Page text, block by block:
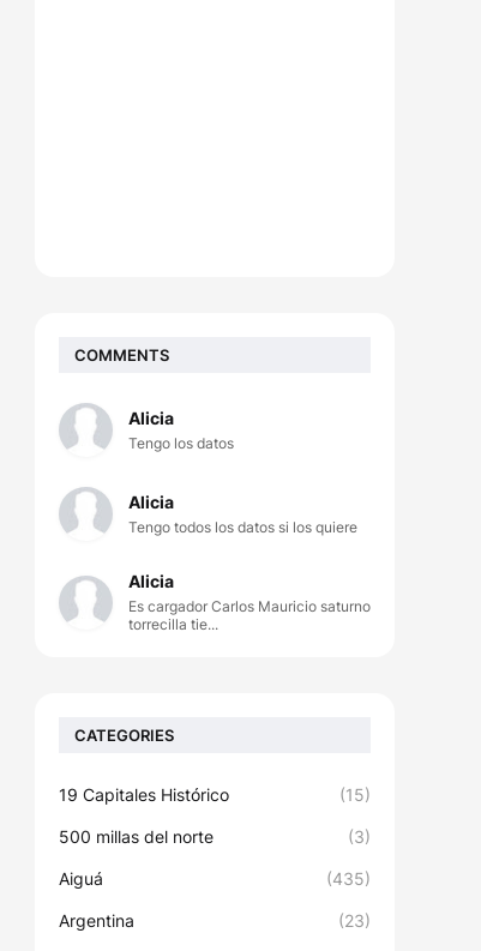
COMMENTS
Alicia
Tengo los datos
Alicia
Tengo todos los datos si los quiere
Alicia
Es cargador Carlos Mauricio saturno
torrecilla tie...
CATEGORIES
19 Capitales Histórico (15)
500 millas del norte (3)
Aiguá (435)
Argentina (23)